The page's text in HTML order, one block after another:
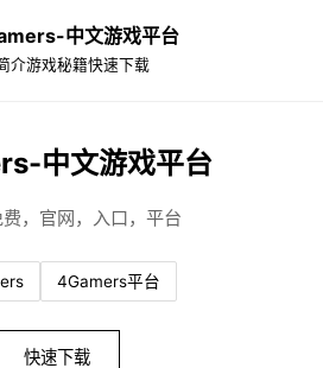
中文游戏平台
介游戏秘籍快速下载
中文游戏平台
，官网，入口，平台
4Gamers平台
快速下载